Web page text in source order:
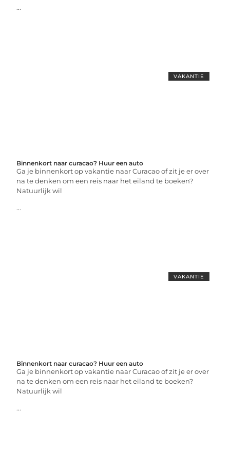
...
VAKANTIE
Binnenkort naar curacao? Huur een auto
Ga je binnenkort op vakantie naar Curacao of zit je er over
na te denken om een reis naar het eiland te boeken?
Natuurlijk wil
...
VAKANTIE
Binnenkort naar curacao? Huur een auto
Ga je binnenkort op vakantie naar Curacao of zit je er over
na te denken om een reis naar het eiland te boeken?
Natuurlijk wil
...